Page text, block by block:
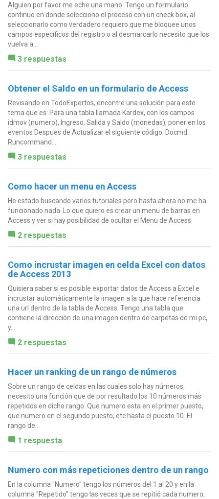
Alguien por favor me eche una mano. Tengo un formulario
continuo en donde selecciono el proceso con un check box, al
seleccionarlo como verdadero requiero que me bloquee unos
campos específicos del registro o al desmarcarlo necesito que los
vuelva a...
3 respuestas
Obtener el Saldo en un formulario de Access
Revisando en TodoExpertos, encontre una solución para este
tema que es: Para una tabla llamada Kardex, con los campos
idmov (numero), Ingreso, Salida y Saldo (monedas), poner en los
eventos Despues de Actualizar el siguiente código: Docmd.
Runcommand...
3 respuestas
Como hacer un menu en Access
He estado buscando varios tutoriales pero hasta ahora no me ha
funcionado nada. Lo que quiero es crear un menu de barras en
Access y ver si hay posibilidad de ocultar el Menu de Access
2 respuestas
Como incrustar imagen en celda Excel con datos
de Access 2013
Quisiera saber si es posible exportar datos de Access a Excel e
incrustar automáticamente la imagen a la que hace referencia
una url dentro de la tabla de Access. Tengo una tabla que
contiene la dirección de una imagen dentro de carpetas de mi pc,
y...
2 respuestas
Hacer un ranking de un rango de números
Sobre un rango de celdas en las cuales solo hay números,
necesito una función que de por resultado los 10 números más
repetidos en dicho rango. Que numero esta en el primer puesto,
que numero en el segundo puesto, etc hasta el puesto 10. El
rango de...
1 respuesta
Numero con más repeticiones dentro de un rango
En la columna "Numero" tengo los números del 1 al 20 y en la
columna "Repetido" tengo las veces que se repitió cada numero,